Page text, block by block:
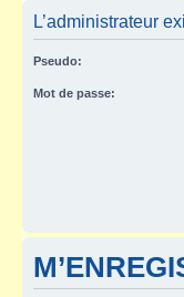
L’administrateur
Pseudo:
Mot de passe: